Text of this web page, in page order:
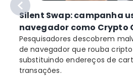
Silent Swap: campanha
navegador como Crypto
Pesquisadores descobrem
de navegador que rouba
substituindo endereços de
transações.